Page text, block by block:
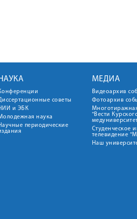
советы
и ЭБК
наука
периодические
МЕДИА
Видеоархив
Фотоархив
Многотиражная
"Вести
Студенческое
телевидение
Наш